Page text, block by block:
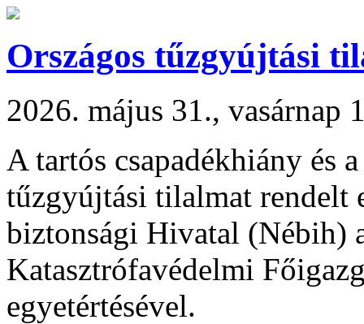
Országos tűzgyújtási
2026. május 31., vasárnap
A tartós csapadékhiány és
tűzgyújtási tilalmat rendelt
biztonsági Hivatal (Nébih)
Katasztrófavédelmi
egyetértésével.